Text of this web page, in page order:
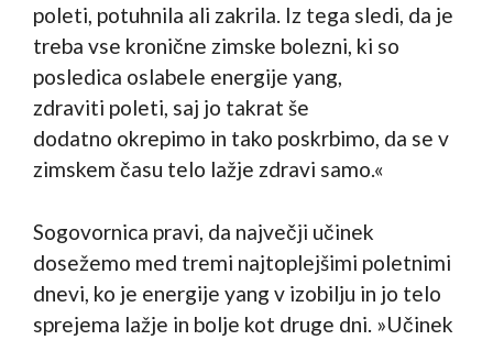
poleti, potuhnila ali zakrila. Iz tega sledi, da je
treba vse kronične zimske bolezni, ki so
posledica oslabele energije yang,
zdraviti poleti, saj jo takrat še
dodatno okrepimo in tako poskrbimo, da se v
zimskem času telo lažje zdravi samo.«
Sogovornica pravi, da največji učinek
dosežemo med tremi najtoplejšimi poletnimi
dnevi, ko je energije yang v izobilju in jo telo
sprejema lažje in bolje kot druge dni. »Učinek